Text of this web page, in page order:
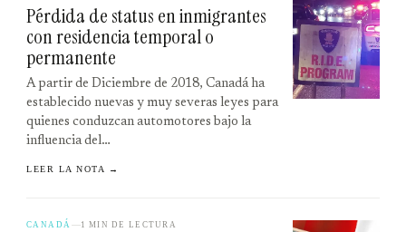
Pérdida de status en inmigrantes
con residencia temporal o
permanente
A partir de Diciembre de 2018, Canadá ha
establecido nuevas y muy severas leyes para
quienes conduzcan automotores bajo la
influencia del…
LEER LA NOTA →
CANADÁ 1 MIN DE LECTURA